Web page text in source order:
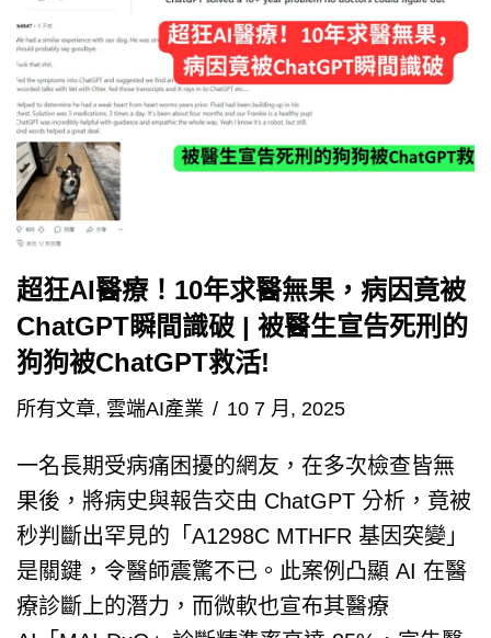
超狂AI醫療！10年求醫無果，病因竟被
ChatGPT瞬間識破 | 被醫生宣告死刑的
狗狗被ChatGPT救活!
所有文章, 雲端AI產業 10 7 月, 2025
一名長期受病痛困擾的網友，在多次檢查皆無
果後，將病史與報告交由 ChatGPT 分析，竟被
秒判斷出罕見的「A1298C MTHFR 基因突變」
是關鍵，令醫師震驚不已。此案例凸顯 AI 在醫
療診斷上的潛力，而微軟也宣布其醫療